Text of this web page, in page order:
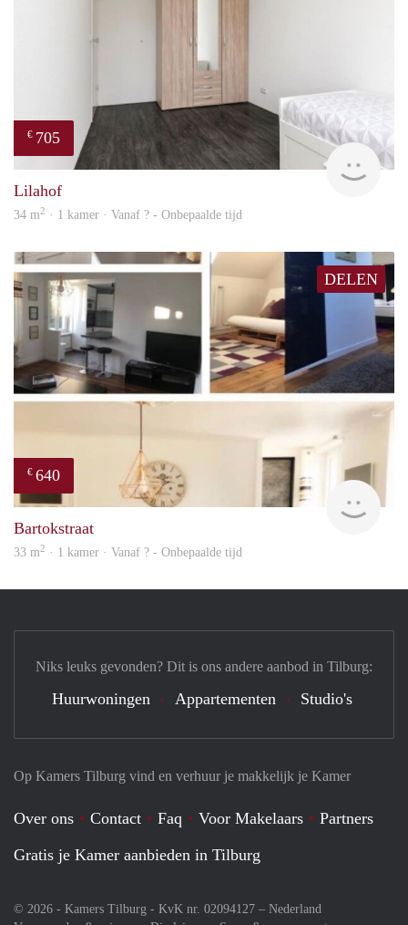
€ 705
Lilahof
34 m2 · 1 kamer · Vanaf ? - Onbepaalde tijd
DELEN
€ 640
Bartokstraat
33 m2 · 1 kamer · Vanaf ? - Onbepaalde tijd
Op Kamers Tilburg vind en verhuur je makkelijk je Kamer
Over ons Contact Faq Voor Makelaars
Partners
Gratis je Kamer aanbieden in Tilburg
© 2026 - Kamers Tilburg - KvK nr. 02094127 – Nederland
Niks leuks gevonden? Dit is ons andere aanbod in Tilburg:
Huurwoningen Appartementen Studio's